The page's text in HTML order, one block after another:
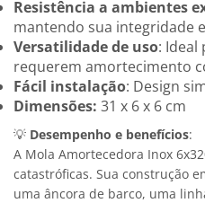
Resistência a ambientes
mantendo sua integridade
Versatilidade de uso: Ideal
requerem amortecimento
Fácil instalação: Design
Dimensões: 31 x 6 x 6 cm
💡 Desempenho e benefícios:
A Mola Amortecedora Inox
catastróficas. Sua construção
uma âncora de barco, uma